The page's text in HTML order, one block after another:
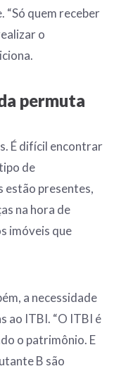
“Só quem receber
o
permuta
É difícil encontrar
de
estão presentes,
na hora de
imóveis que
a necessidade
ao ITBI. “O ITBI é
o patrimônio. E
B são